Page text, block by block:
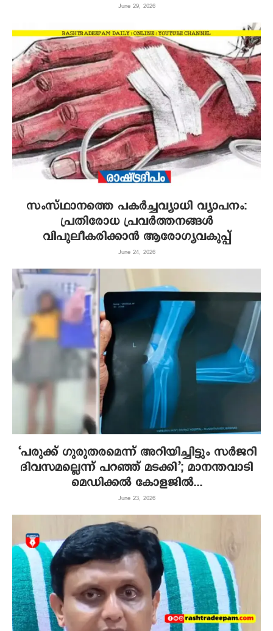
June 29, 2026
സംസ്ഥാനത്തെ പകർച്ചവ്യാധി വ്യാപനം:
പ്രതിരോധ പ്രവർത്തനങ്ങൾ
വിപുലീകരിക്കാൻ ആരോഗ്യവകുപ്പ്
June 24, 2026
‘പരുക്ക് ഗുരുതരമെന്ന് അറിയിച്ചിട്ടും സര്‍ജറി
ദിവസമല്ലെന്ന് പറഞ്ഞ് മടക്കി’; മാനന്തവാടി
മെഡിക്കല്‍ കോളജില്‍...
June 23, 2026